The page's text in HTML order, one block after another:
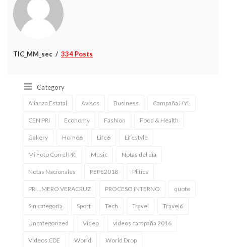
TIC_MM_sec 334 Posts
Category
Alianza Estatal Avisos Business Campaña HYL
CEN PRI Economy Fashion Food & Health
Gallery Home6 Life6 Lifestyle
Mi Foto Con el PRI Music Notas del día
Notas Nacionales PEPE2018 Plitics
PRI…MERO VERACRUZ PROCESO INTERNO quote
Sin categoría Sport Tech Travel Travel6
Uncategorized Video videos campaña 2016
Videos CDE World World Drop